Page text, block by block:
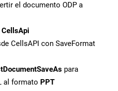
el documento ODP a
CellsAPI con SaveFormat
para
al formato PPT